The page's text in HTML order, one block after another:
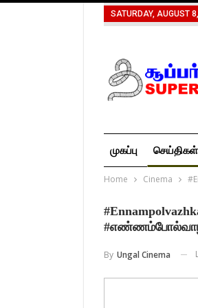
SATURDAY, AUGUST
முகப்பு செய்திகள்
Home Cinema
By Ungal Cinema